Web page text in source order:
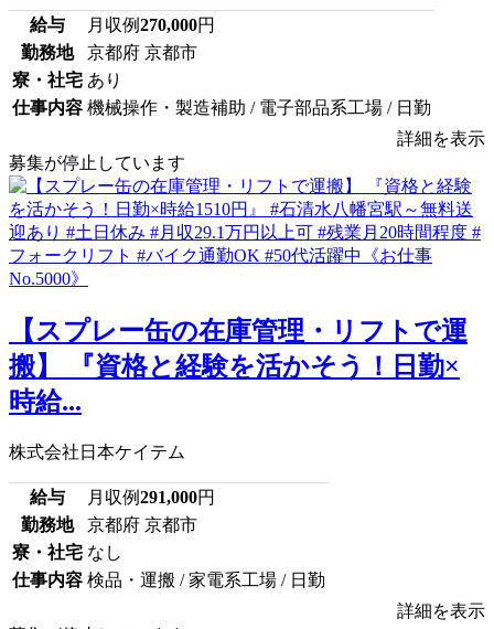
給与 月収例270,000円
勤務地
京都府 京都市
寮・社宅 あり
仕事内容 機械操作・製造補助 / 電子部品系工場 / 日勤
詳細を表示
募集が停止しています
【スプレー缶の在庫管理・リフトで運
搬】 『資格と経験を活かそう！日勤×
時給...
株式会社日本ケイテム
給与 月収例291,000円
勤務地
京都府 京都市
寮・社宅 なし
仕事内容 検品・運搬 / 家電系工場 / 日勤
詳細を表示